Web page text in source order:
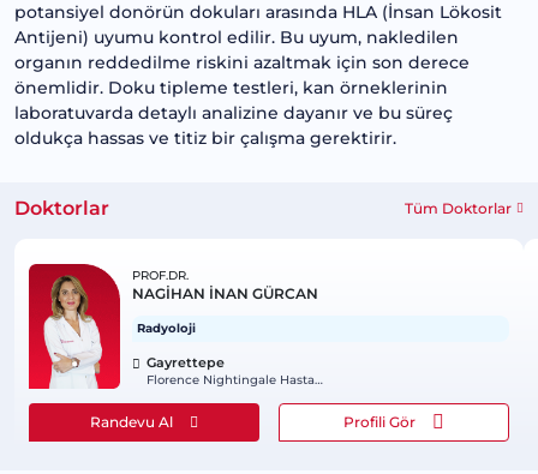
potansiyel donörün dokuları arasında HLA (İnsan Lökosit
Antijeni) uyumu kontrol edilir. Bu uyum, nakledilen
organın reddedilme riskini azaltmak için son derece
önemlidir. Doku tipleme testleri, kan örneklerinin
laboratuvarda detaylı analizine dayanır ve bu süreç
oldukça hassas ve titiz bir çalışma gerektirir.
Doktorlar Tüm Doktorlar
PROF.DR.
NAGİHAN İNAN GÜRCAN
Radyoloji
Gayrettepe
Florence Nightingale Hastanesi
Randevu Al Profili Gör